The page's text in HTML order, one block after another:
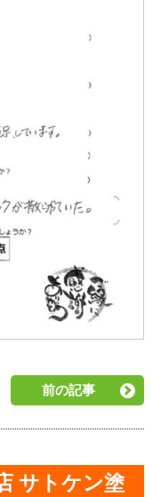
前の記事
サトケン塗